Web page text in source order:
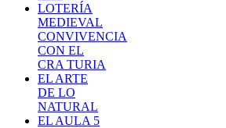
LOTERÍA
MEDIEVAL
CONVIVENCIA
CON EL
CRA TURIA
EL ARTE
DE LO
NATURAL
EL AULA 5